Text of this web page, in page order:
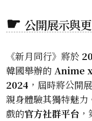
公開展示與
《新月同行》將於
韓國舉辦的 Anime
2024 ，屆時將公開
親身體驗其獨特魅
戲的官方社群平台